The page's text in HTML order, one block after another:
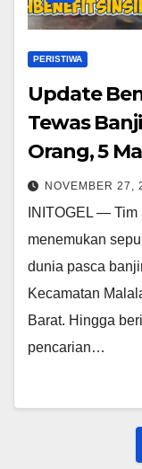
PERISTIWA
Update
Tewas
Orang, 5
NOVEMBER 27,
INITOGEL —
menemukan
dunia pasca
Kecamatan
Barat. Hingga
pencarian…